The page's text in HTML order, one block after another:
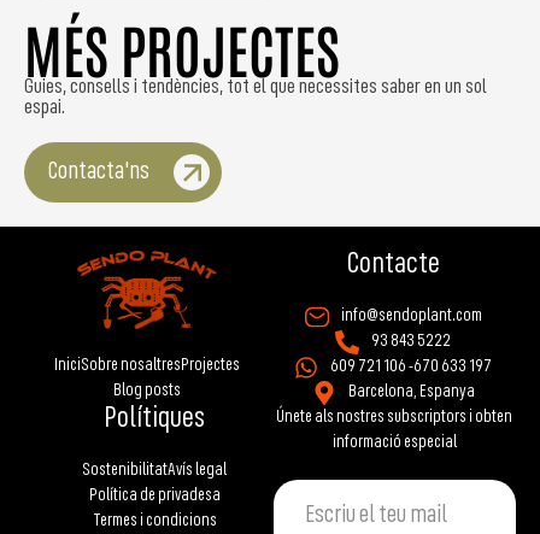
MÉS PROJECTES
Guies, consells i tendències, tot el que necessites saber en un sol
espai.
Contacta'ns
IniciSobre nosaltres Projectes
Blog posts
Contacte
info@sendoplant.com
93 843 5222
609 721 106 -670 633 197
Barcelona, Espanya
Polítiques
SostenibilitatAvís legal
Política de privadesa
Termes i condicions
Únete als nostres subscriptors i obten
informació especial